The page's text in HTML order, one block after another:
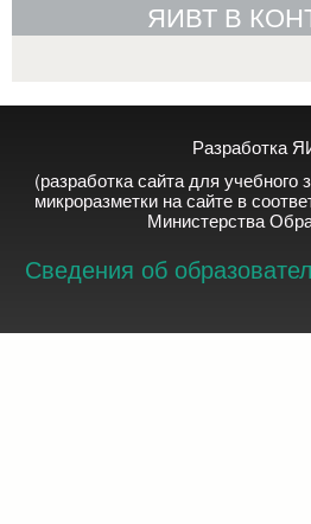
ЯИВТ В
Разработка
(разработка сайта для
микроразметки на сайте в
Министерства
Сведения об